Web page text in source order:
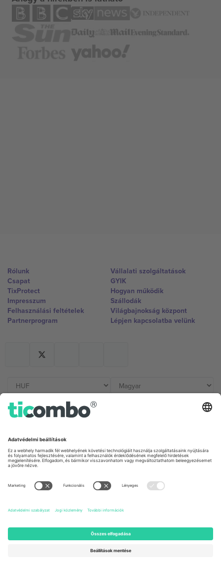
Rólunk
Csapat
TixProtect
Impresszum
Felhasználási feltételek
Partnerprogram
Vállalati szolgáltatások
GYIK
Hogyan működik
Szállodák
Világbajnokság központ
Lépjen kapcsolatba velünk
Irodák és támogatás
Germany
Unter den Linden 24, 10117
Berlin, Germany
167 City Road, London, Greater
131 Continental Dr, Suite 305,
Dorfstrasse 52a, 6390
United Arab Emirates